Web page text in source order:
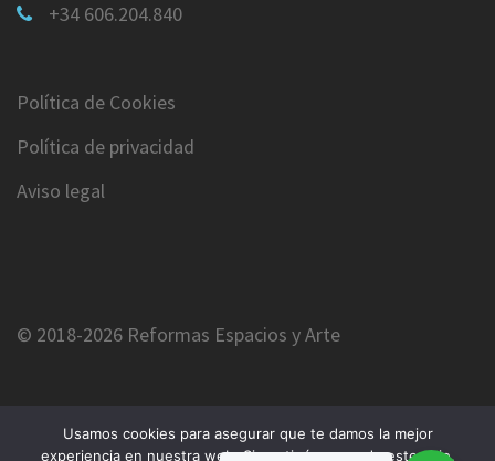
+34 606.204.840
Política de Cookies
Política de privacidad
Aviso legal
© 2018-2026 Reformas Espacios y Arte
Usamos cookies para asegurar que te damos la mejor
experiencia en nuestra web. Si continúas usando este sitio,